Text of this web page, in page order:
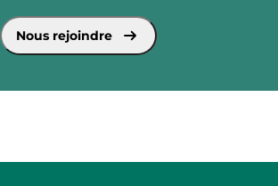
voir plus sur Square Habitat recrute
Nous rejoindre